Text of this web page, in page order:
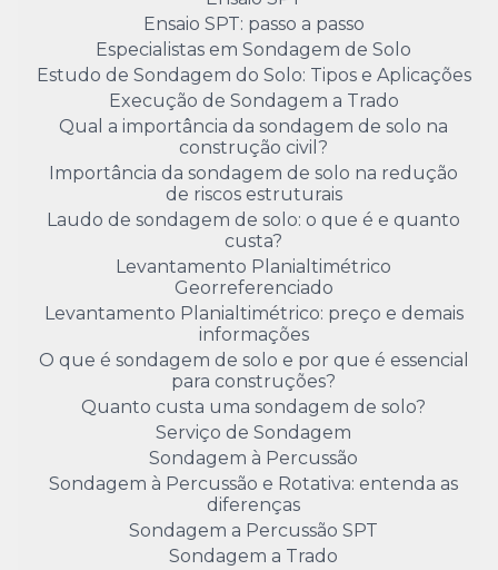
Ensaio SPT: passo a passo
Especialistas em Sondagem de Solo
Estudo de Sondagem do Solo: Tipos e Aplicações
Execução de Sondagem a Trado
Qual a importância da sondagem de solo na
construção civil?
Importância da sondagem de solo na redução
de riscos estruturais
Laudo de sondagem de solo: o que é e quanto
custa?
Levantamento Planialtimétrico
Georreferenciado
Levantamento Planialtimétrico: preço e demais
informações
O que é sondagem de solo e por que é essencial
para construções?
Quanto custa uma sondagem de solo?
Serviço de Sondagem
Sondagem à Percussão
Sondagem à Percussão e Rotativa: entenda as
diferenças
Sondagem a Percussão SPT
Sondagem a Trado